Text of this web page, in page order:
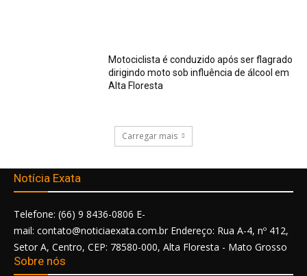
Motociclista é conduzido após ser flagrado
dirigindo moto sob influência de álcool em
Alta Floresta
Carregar mais
Notícia Exata
Telefone: (66) 9 8436-0806 E-
mail: contato@noticiaexata.com.br Endereço: Rua A-4, nº 412,
Setor A, Centro, CEP: 78580-000, Alta Floresta - Mato Grosso
Sobre nós